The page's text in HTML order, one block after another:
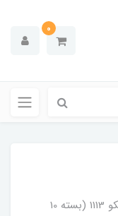
0
پمپ درب باک.پژو405.پارس.سمند - آریکو 1113 (بسته 10